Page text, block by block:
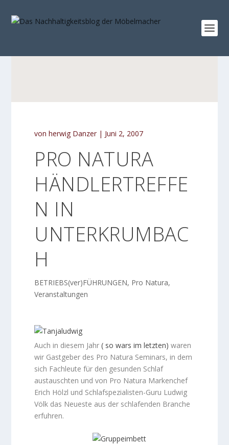
vonherwig Danzer | Juni 2, 2007
PRO NATURA
HÄNDLERTREFFE
N IN
UNTERKRUMBAC
H
BETRIEBS(ver)FÜHRUNGEN, Pro Natura,
Veranstaltungen
Auch in diesem Jahr( so wars im letzten)waren
wir Gastgeber des Pro Natura Seminars, in dem
sich Fachleute für den gesunden Schlaf
austauschten und von Pro Natura Markenchef
Erich Hölzl und Schlafspezialisten-Guru Ludwig
Völk das Neueste aus der schlafenden Branche
erfuhren.